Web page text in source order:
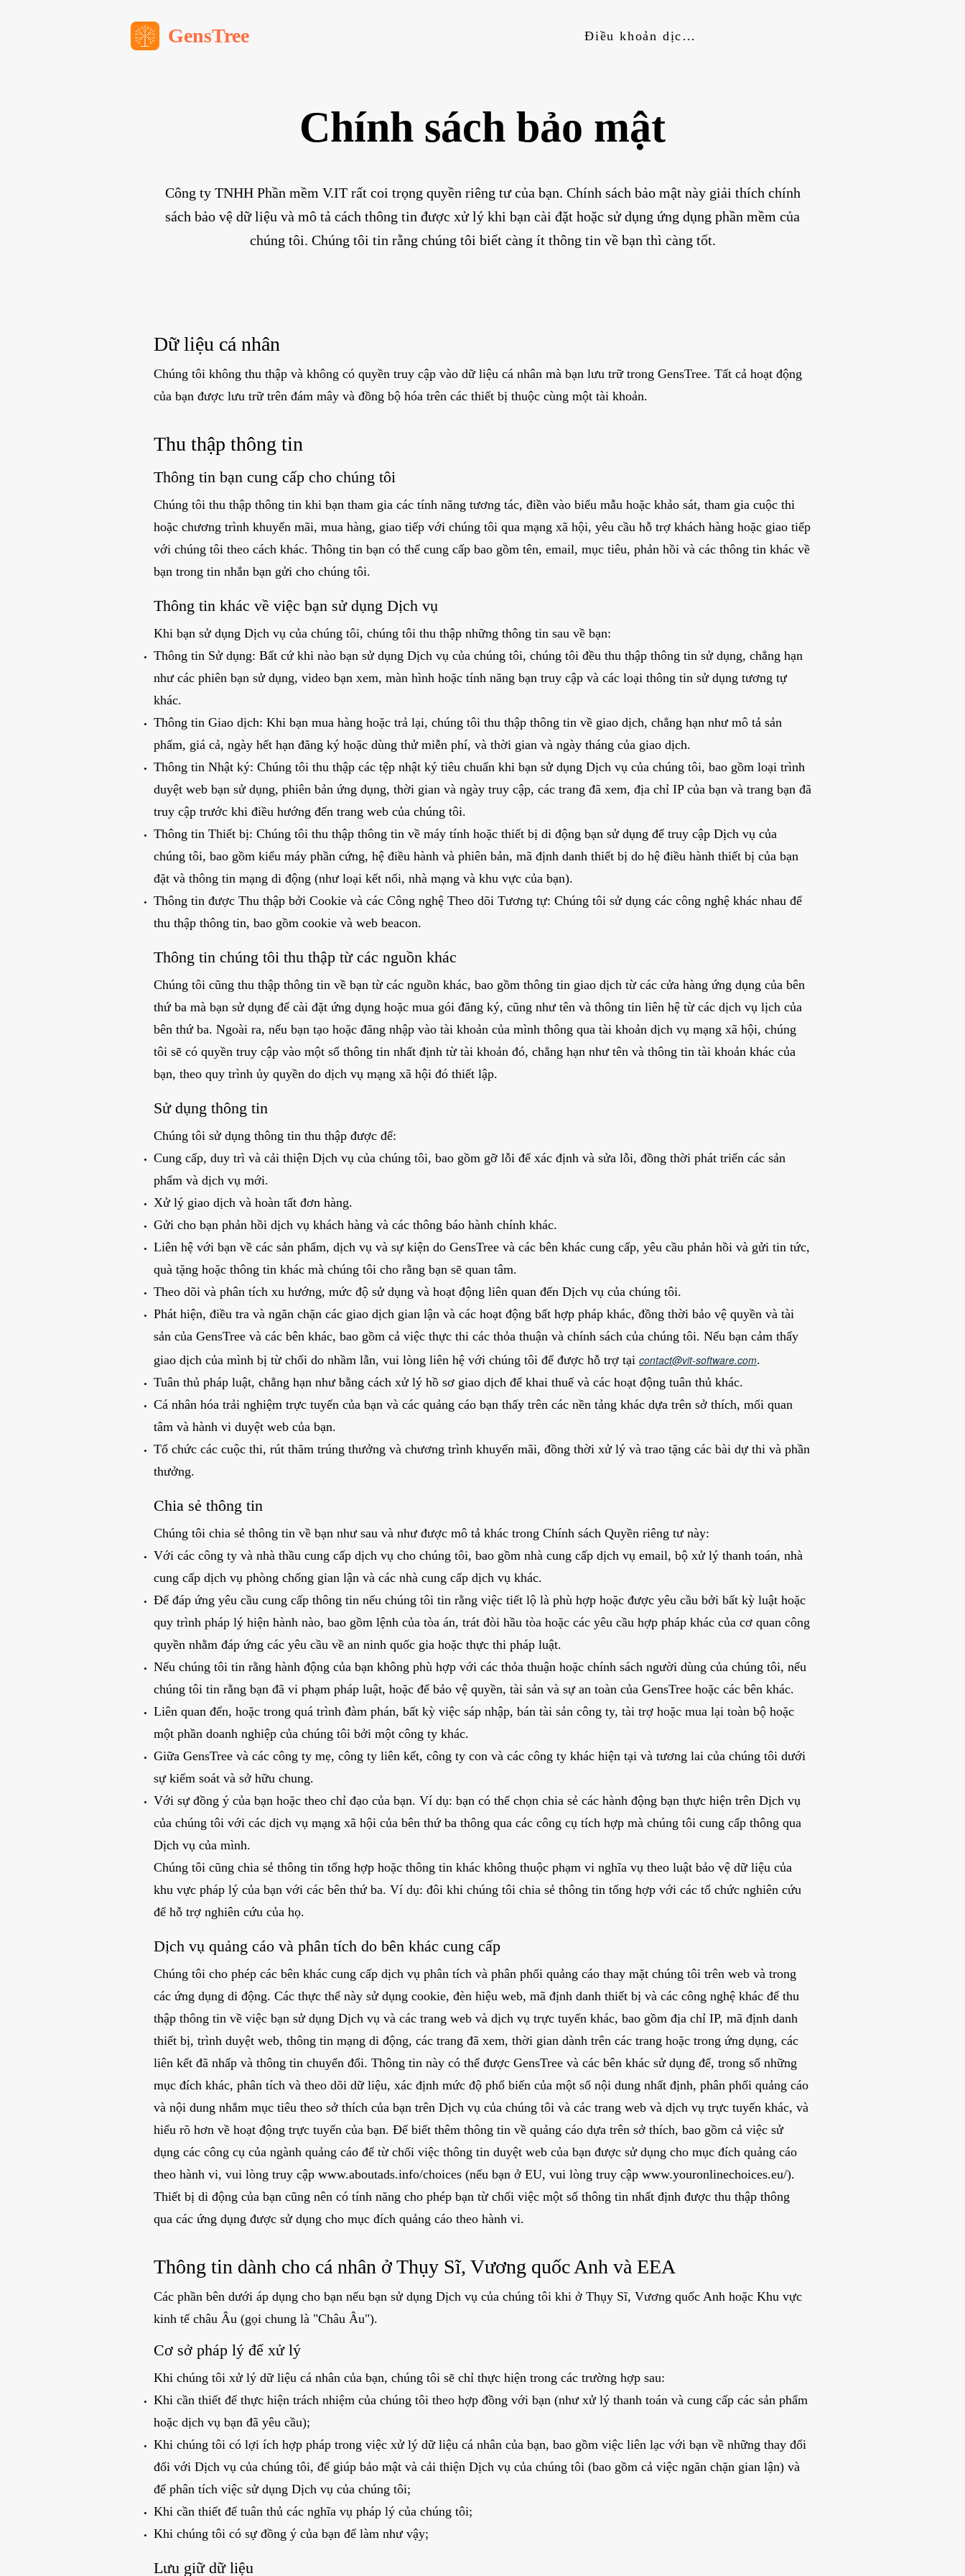
GensTree Điều khoản dịch vụ
Chính sách bảo mật
Công ty TNHH Phần mềm V.IT rất coi trọng quyền riêng tư của bạn. Chính sách bảo mật này giải thích chính
sách bảo vệ dữ liệu và mô tả cách thông tin được xử lý khi bạn cài đặt hoặc sử dụng ứng dụng phần mềm của
chúng tôi. Chúng tôi tin rằng chúng tôi biết càng ít thông tin về bạn thì càng tốt.
Dữ liệu cá nhân
Chúng tôi không thu thập và không có quyền truy cập vào dữ liệu cá nhân mà bạn lưu trữ trong GensTree. Tất cả hoạt động
của bạn được lưu trữ trên đám mây và đồng bộ hóa trên các thiết bị thuộc cùng một tài khoản.
Thu thập thông tin
Thông tin bạn cung cấp cho chúng tôi
Chúng tôi thu thập thông tin khi bạn tham gia các tính năng tương tác, điền vào biểu mẫu hoặc khảo sát, tham gia cuộc thi
hoặc chương trình khuyến mãi, mua hàng, giao tiếp với chúng tôi qua mạng xã hội, yêu cầu hỗ trợ khách hàng hoặc giao tiếp
với chúng tôi theo cách khác. Thông tin bạn có thể cung cấp bao gồm tên, email, mục tiêu, phản hồi và các thông tin khác về
bạn trong tin nhắn bạn gửi cho chúng tôi.
Thông tin khác về việc bạn sử dụng Dịch vụ
Khi bạn sử dụng Dịch vụ của chúng tôi, chúng tôi thu thập những thông tin sau về bạn:
Thông tin Sử dụng: Bất cứ khi nào bạn sử dụng Dịch vụ của chúng tôi, chúng tôi đều thu thập thông tin sử dụng, chẳng hạn
như các phiên bạn sử dụng, video bạn xem, màn hình hoặc tính năng bạn truy cập và các loại thông tin sử dụng tương tự
khác.
Thông tin Giao dịch: Khi bạn mua hàng hoặc trả lại, chúng tôi thu thập thông tin về giao dịch, chẳng hạn như mô tả sản
phẩm, giá cả, ngày hết hạn đăng ký hoặc dùng thử miễn phí, và thời gian và ngày tháng của giao dịch.
Thông tin Nhật ký: Chúng tôi thu thập các tệp nhật ký tiêu chuẩn khi bạn sử dụng Dịch vụ của chúng tôi, bao gồm loại trình
duyệt web bạn sử dụng, phiên bản ứng dụng, thời gian và ngày truy cập, các trang đã xem, địa chỉ IP của bạn và trang bạn đã
truy cập trước khi điều hướng đến trang web của chúng tôi.
Thông tin Thiết bị: Chúng tôi thu thập thông tin về máy tính hoặc thiết bị di động bạn sử dụng để truy cập Dịch vụ của
chúng tôi, bao gồm kiểu máy phần cứng, hệ điều hành và phiên bản, mã định danh thiết bị do hệ điều hành thiết bị của bạn
đặt và thông tin mạng di động (như loại kết nối, nhà mạng và khu vực của bạn).
Thông tin được Thu thập bởi Cookie và các Công nghệ Theo dõi Tương tự: Chúng tôi sử dụng các công nghệ khác nhau để
thu thập thông tin, bao gồm cookie và web beacon.
Thông tin chúng tôi thu thập từ các nguồn khác
Chúng tôi cũng thu thập thông tin về bạn từ các nguồn khác, bao gồm thông tin giao dịch từ các cửa hàng ứng dụng của bên
thứ ba mà bạn sử dụng để cài đặt ứng dụng hoặc mua gói đăng ký, cũng như tên và thông tin liên hệ từ các dịch vụ lịch của
bên thứ ba. Ngoài ra, nếu bạn tạo hoặc đăng nhập vào tài khoản của mình thông qua tài khoản dịch vụ mạng xã hội, chúng
tôi sẽ có quyền truy cập vào một số thông tin nhất định từ tài khoản đó, chẳng hạn như tên và thông tin tài khoản khác của
bạn, theo quy trình ủy quyền do dịch vụ mạng xã hội đó thiết lập.
Sử dụng thông tin
Chúng tôi sử dụng thông tin thu thập được để:
Cung cấp, duy trì và cải thiện Dịch vụ của chúng tôi, bao gồm gỡ lỗi để xác định và sửa lỗi, đồng thời phát triển các sản
phẩm và dịch vụ mới.
Xử lý giao dịch và hoàn tất đơn hàng.
Gửi cho bạn phản hồi dịch vụ khách hàng và các thông báo hành chính khác.
Liên hệ với bạn về các sản phẩm, dịch vụ và sự kiện do GensTree và các bên khác cung cấp, yêu cầu phản hồi và gửi tin tức,
quà tặng hoặc thông tin khác mà chúng tôi cho rằng bạn sẽ quan tâm.
Theo dõi và phân tích xu hướng, mức độ sử dụng và hoạt động liên quan đến Dịch vụ của chúng tôi.
Phát hiện, điều tra và ngăn chặn các giao dịch gian lận và các hoạt động bất hợp pháp khác, đồng thời bảo vệ quyền và tài
sản của GensTree và các bên khác, bao gồm cả việc thực thi các thỏa thuận và chính sách của chúng tôi. Nếu bạn cảm thấy
giao dịch của mình bị từ chối do nhầm lẫn, vui lòng liên hệ với chúng tôi để được hỗ trợ tại contact@vit-software.com.
Tuân thủ pháp luật, chẳng hạn như bằng cách xử lý hồ sơ giao dịch để khai thuế và các hoạt động tuân thủ khác.
Cá nhân hóa trải nghiệm trực tuyến của bạn và các quảng cáo bạn thấy trên các nền tảng khác dựa trên sở thích, mối quan
tâm và hành vi duyệt web của bạn.
Tổ chức các cuộc thi, rút ​​thăm trúng thưởng và chương trình khuyến mãi, đồng thời xử lý và trao tặng các bài dự thi và phần
thưởng.
Chia sẻ thông tin
Chúng tôi chia sẻ thông tin về bạn như sau và như được mô tả khác trong Chính sách Quyền riêng tư này:
Với các công ty và nhà thầu cung cấp dịch vụ cho chúng tôi, bao gồm nhà cung cấp dịch vụ email, bộ xử lý thanh toán, nhà
cung cấp dịch vụ phòng chống gian lận và các nhà cung cấp dịch vụ khác.
Để đáp ứng yêu cầu cung cấp thông tin nếu chúng tôi tin rằng việc tiết lộ là phù hợp hoặc được yêu cầu bởi bất kỳ luật hoặc
quy trình pháp lý hiện hành nào, bao gồm lệnh của tòa án, trát đòi hầu tòa hoặc các yêu cầu hợp pháp khác của cơ quan công
quyền nhằm đáp ứng các yêu cầu về an ninh quốc gia hoặc thực thi pháp luật.
Nếu chúng tôi tin rằng hành động của bạn không phù hợp với các thỏa thuận hoặc chính sách người dùng của chúng tôi, nếu
chúng tôi tin rằng bạn đã vi phạm pháp luật, hoặc để bảo vệ quyền, tài sản và sự an toàn của GensTree hoặc các bên khác.
Liên quan đến, hoặc trong quá trình đàm phán, bất kỳ việc sáp nhập, bán tài sản công ty, tài trợ hoặc mua lại toàn bộ hoặc
một phần doanh nghiệp của chúng tôi bởi một công ty khác.
Giữa GensTree và các công ty mẹ, công ty liên kết, công ty con và các công ty khác hiện tại và tương lai của chúng tôi dưới
sự kiểm soát và sở hữu chung.
Với sự đồng ý của bạn hoặc theo chỉ đạo của bạn. Ví dụ: bạn có thể chọn chia sẻ các hành động bạn thực hiện trên Dịch vụ
của chúng tôi với các dịch vụ mạng xã hội của bên thứ ba thông qua các công cụ tích hợp mà chúng tôi cung cấp thông qua
Dịch vụ của mình.
Chúng tôi cũng chia sẻ thông tin tổng hợp hoặc thông tin khác không thuộc phạm vi nghĩa vụ theo luật bảo vệ dữ liệu của
khu vực pháp lý của bạn với các bên thứ ba. Ví dụ: đôi khi chúng tôi chia sẻ thông tin tổng hợp với các tổ chức nghiên cứu
để hỗ trợ nghiên cứu của họ.
Dịch vụ quảng cáo và phân tích do bên khác cung cấp
Chúng tôi cho phép các bên khác cung cấp dịch vụ phân tích và phân phối quảng cáo thay mặt chúng tôi trên web và trong
các ứng dụng di động. Các thực thể này sử dụng cookie, đèn hiệu web, mã định danh thiết bị và các công nghệ khác để thu
thập thông tin về việc bạn sử dụng Dịch vụ và các trang web và dịch vụ trực tuyến khác, bao gồm địa chỉ IP, mã định danh
thiết bị, trình duyệt web, thông tin mạng di động, các trang đã xem, thời gian dành trên các trang hoặc trong ứng dụng, các
liên kết đã nhấp và thông tin chuyển đổi. Thông tin này có thể được GensTree và các bên khác sử dụng để, trong số những
mục đích khác, phân tích và theo dõi dữ liệu, xác định mức độ phổ biến của một số nội dung nhất định, phân phối quảng cáo
và nội dung nhắm mục tiêu theo sở thích của bạn trên Dịch vụ của chúng tôi và các trang web và dịch vụ trực tuyến khác, và
hiểu rõ hơn về hoạt động trực tuyến của bạn. Để biết thêm thông tin về quảng cáo dựa trên sở thích, bao gồm cả việc sử
dụng các công cụ của ngành quảng cáo để từ chối việc thông tin duyệt web của bạn được sử dụng cho mục đích quảng cáo
theo hành vi, vui lòng truy cập www.aboutads.info/choices (nếu bạn ở EU, vui lòng truy cập www.youronlinechoices.eu/).
Thiết bị di động của bạn cũng nên có tính năng cho phép bạn từ chối việc một số thông tin nhất định được thu thập thông
qua các ứng dụng được sử dụng cho mục đích quảng cáo theo hành vi.
Thông tin dành cho cá nhân ở Thụy Sĩ, Vương quốc Anh và EEA
Các phần bên dưới áp dụng cho bạn nếu bạn sử dụng Dịch vụ của chúng tôi khi ở Thụy Sĩ, Vương quốc Anh hoặc Khu vực
kinh tế châu Âu (gọi chung là "Châu Âu").
Cơ sở pháp lý để xử lý
Khi chúng tôi xử lý dữ liệu cá nhân của bạn, chúng tôi sẽ chỉ thực hiện trong các trường hợp sau:
Khi cần thiết để thực hiện trách nhiệm của chúng tôi theo hợp đồng với bạn (như xử lý thanh toán và cung cấp các sản phẩm
hoặc dịch vụ bạn đã yêu cầu);
Khi chúng tôi có lợi ích hợp pháp trong việc xử lý dữ liệu cá nhân của bạn, bao gồm việc liên lạc với bạn về những thay đổi
đối với Dịch vụ của chúng tôi, để giúp bảo mật và cải thiện Dịch vụ của chúng tôi (bao gồm cả việc ngăn chặn gian lận) và
để phân tích việc sử dụng Dịch vụ của chúng tôi;
Khi cần thiết để tuân thủ các nghĩa vụ pháp lý của chúng tôi;
Khi chúng tôi có sự đồng ý của bạn để làm như vậy;
Lưu giữ dữ liệu